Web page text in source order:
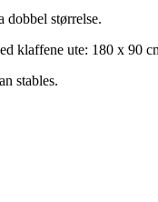
dobbel størrelse.
klaffene ute: 180 x 90
stables.